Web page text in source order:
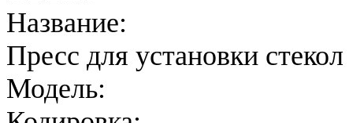
Название:
Пресс для установки стекол
Модель: